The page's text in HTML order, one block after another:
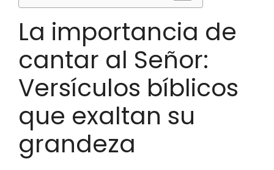
La importancia de
cantar al Señor:
Versículos bíblicos
que exaltan su
grandeza